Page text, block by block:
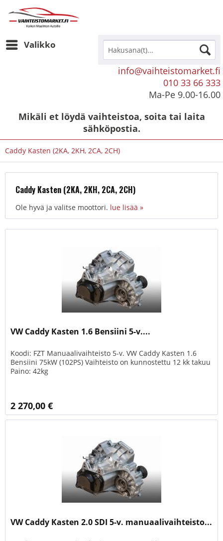
Valikko
info@vaihteistomarket.fi
010 33 66 333
Ma-Pe 9.00-16.00
Mikäli et löydä vaihteistoa, soita tai laita
sähköpostia.
Caddy Kasten (2KA, 2KH, 2CA, 2CH)
Caddy Kasten (2KA, 2KH, 2CA, 2CH)
Ole hyvä ja valitse moottori. lue lisää »
VW Caddy Kasten 1.6 Bensiini 5-v....
Koodi: FZT Manuaalivaihteisto 5-v. VW Caddy Kasten 1.6
Bensiini 75kW (102PS) Vaihteisto on kunnostettu 12 kk takuu
Paino: 42kg
2 270,00 €
VW Caddy Kasten 2.0 SDI 5-v. manuaalivaihteisto...